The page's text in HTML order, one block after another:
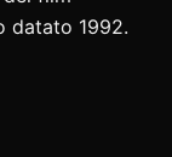
datato 1992.